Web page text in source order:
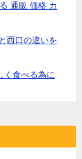
通販 価格 カ
西口の違いを
く食べる為に